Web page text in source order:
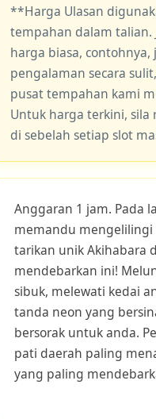
**Harga Ulasan
tempahan dalam talian.
harga biasa,
pengalaman secara
pusat tempahan kami
Untuk harga terkini, sila
di sebelah setiap slot
Anggaran 1 jam. Pada
memandu mengelilingi
tarikan unik Akihabara
mendebarkan ini!
sibuk, melewati kedai
tanda neon yang
bersorak untuk anda.
pati daerah paling
yang paling